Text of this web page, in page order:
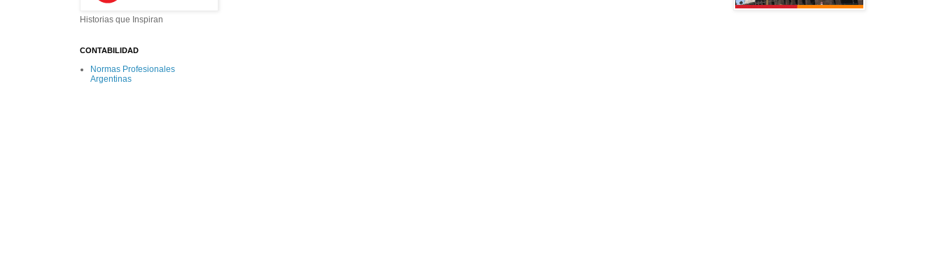
Historias que Inspiran
CONTABILIDAD
Normas Profesionales
Argentinas